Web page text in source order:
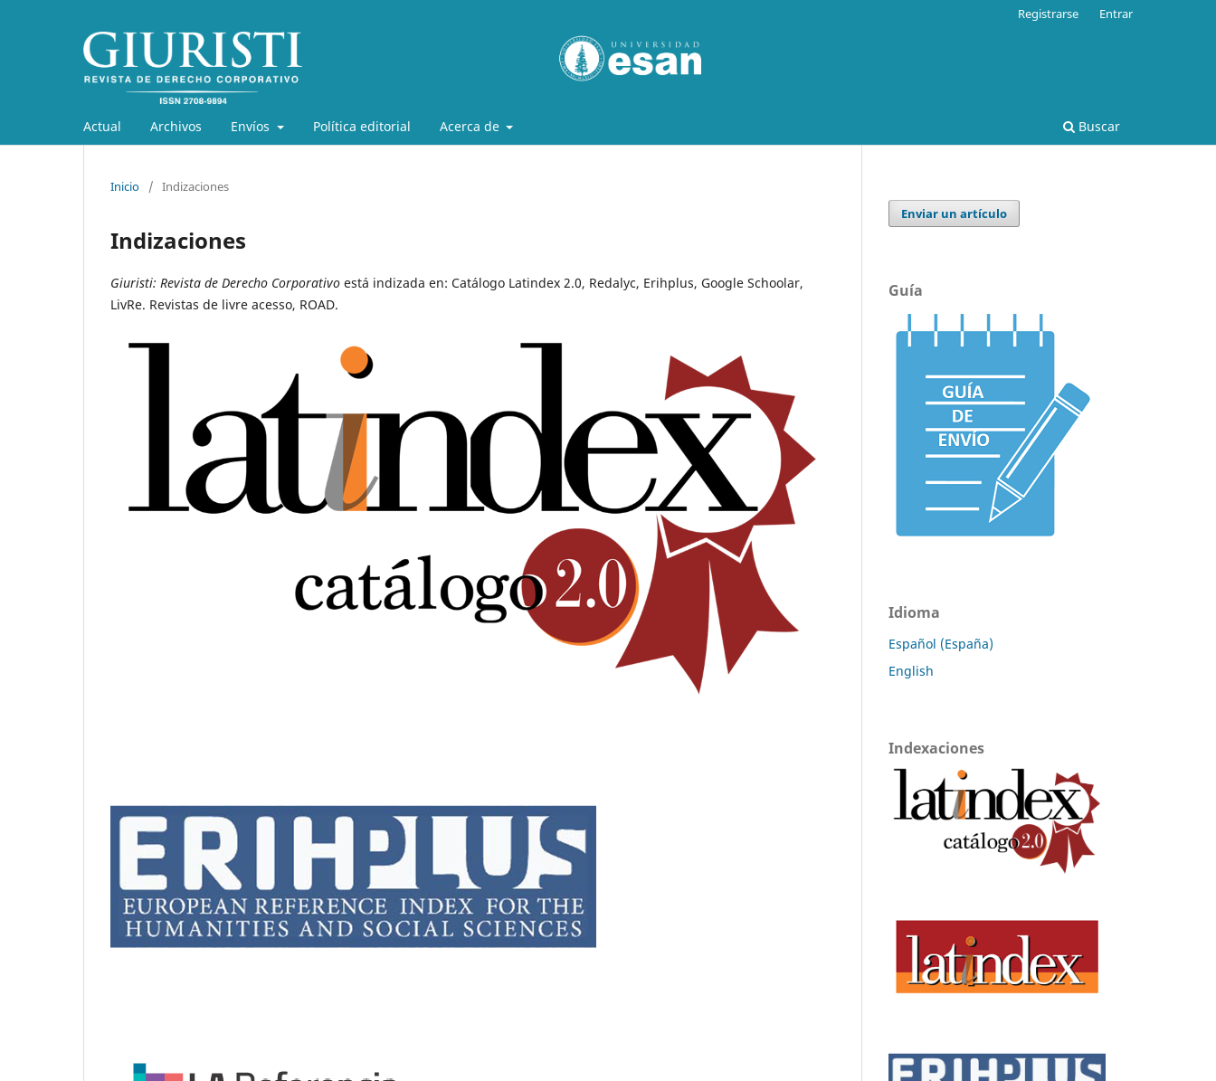
Actual Archivos Envíos Política editorial Acerca de Buscar
Registrarse Entrar
Inicio / Indizaciones
Indizaciones
Giuristi: Revista de Derecho Corporativo está indizada en: Catálogo Latindex 2.0, Redalyc, Erihplus, Google Schoolar,
LivRe. Revistas de livre acesso, ROAD.
Enviar un artículo
Guía
Idioma
Español (España)
English
Indexaciones